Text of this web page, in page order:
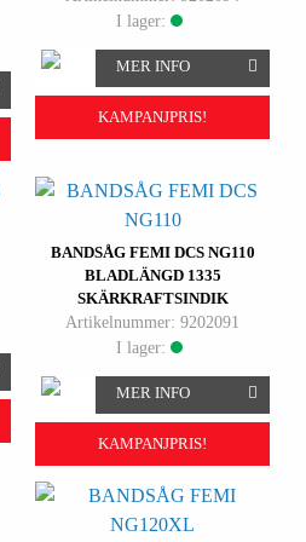
I lager:
MER INFO
KAMPANJPRIS!
BANDSÅG FEMI DCS NG110
BLADLÄNGD 1335
SKÄRKRAFTSINDIK
Artikelnummer: 9202091
I lager:
MER INFO
KAMPANJPRIS!